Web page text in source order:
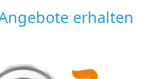
erhalten